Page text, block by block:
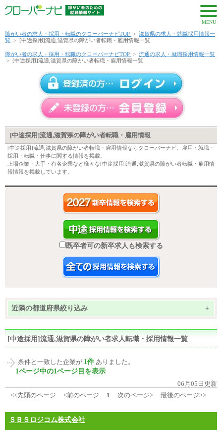
MENU
障がい者の求人・採用・転職のクローバーナビTOP > 滋賀県の求人・就職採用情報一
覧 > [中途採用]流通,滋賀県の障がい者転職・雇用情報一覧
障がい者の求人・採用・転職のクローバーナビTOP > 流通の求人・就職採用情報一覧
> [中途採用]流通,滋賀県の障がい者転職・雇用情報一覧
[中途採用]流通,滋賀県の障がい者転職・雇用情報
[中途採用]流通,滋賀県の障がい者転職・雇用情報ならクローバーナビ。雇用・就職・
採用・転職・仕事に関する情報を掲載。
上場企業・大手・有名企業など様々な[中途採用]流通,滋賀県の障がい者転職・雇用情
報情報を掲載しています。
既卒者可の新卒求人も検索する
近隣の都道府県絞り込み +
[中途採用]流通,滋賀県の障がい者求人転職・採用情報一覧
条件と一致した企業が 1件 ありました。
1ページ中の1ページ目を表示
06月05日更新
<<先頭のページ
<前のページ 1 次のページ> 最後のページ>>
ＳＢＳロジコム株式会社